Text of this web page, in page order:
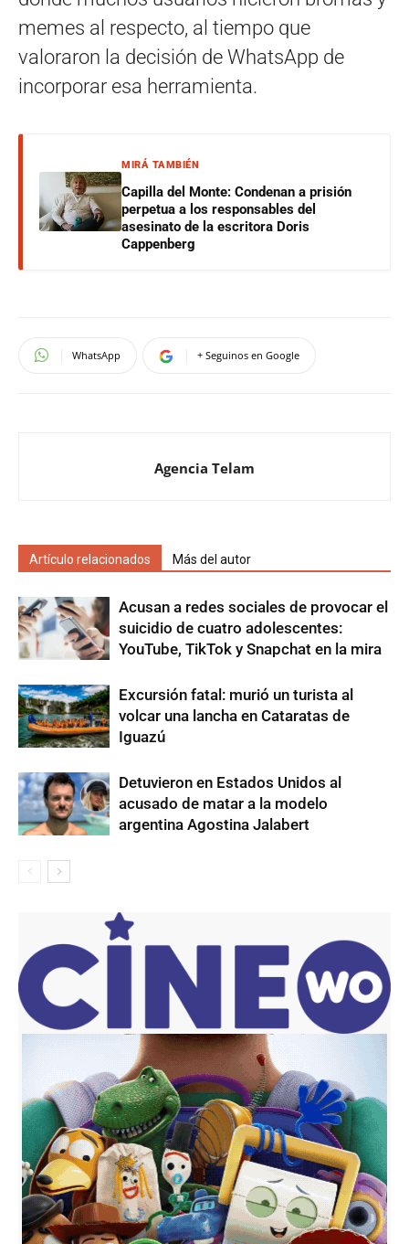
memes al respecto, al tiempo que
valoraron la decisión de WhatsApp de
incorporar esa herramienta.
MIRÁ TAMBIÉN
Capilla del Monte: Condenan a prisión
perpetua a los responsables del
asesinato de la escritora Doris
Cappenberg
WhatsApp + Seguinos en Google
Agencia Telam
Artículo relacionados Más del autor
Acusan a redes sociales de provocar el
suicidio de cuatro adolescentes:
YouTube, TikTok y Snapchat en la mira
Excursión fatal: murió un turista al
volcar una lancha en Cataratas de
Iguazú
Detuvieron en Estados Unidos al
acusado de matar a la modelo
argentina Agostina Jalabert